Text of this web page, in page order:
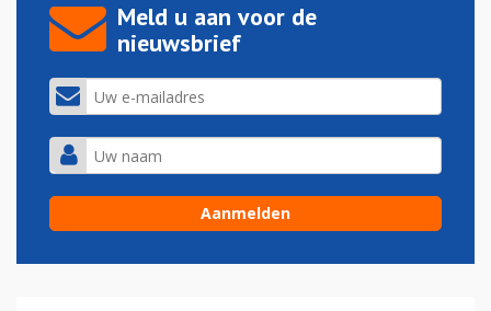
Meld u aan voor de
nieuwsbrief